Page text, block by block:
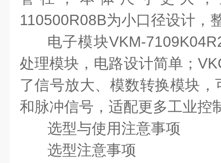
110500R08B为小口径设计，
电子模块VKM-
处理模块，电路设计简单；
了信号放大、模数转换模块
和脉冲信号，适配更多工业控
选型与使用注意事项
选型注意事项